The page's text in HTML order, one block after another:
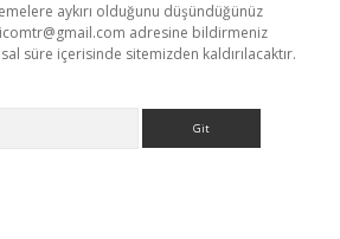
aykırı olduğunu düşündüğünüz
adresine bildirmeniz
süre içerisinde sitemizden kaldırılacaktır.